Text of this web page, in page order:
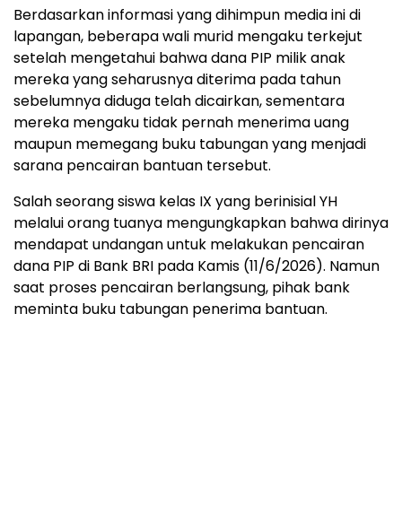
Berdasarkan informasi yang dihimpun media ini di
lapangan, beberapa wali murid mengaku terkejut
setelah mengetahui bahwa dana PIP milik anak
mereka yang seharusnya diterima pada tahun
sebelumnya diduga telah dicairkan, sementara
mereka mengaku tidak pernah menerima uang
maupun memegang buku tabungan yang menjadi
sarana pencairan bantuan tersebut.
Salah seorang siswa kelas IX yang berinisial YH
melalui orang tuanya mengungkapkan bahwa dirinya
mendapat undangan untuk melakukan pencairan
dana PIP di Bank BRI pada Kamis (11/6/2026). Namun
saat proses pencairan berlangsung, pihak bank
meminta buku tabungan penerima bantuan.